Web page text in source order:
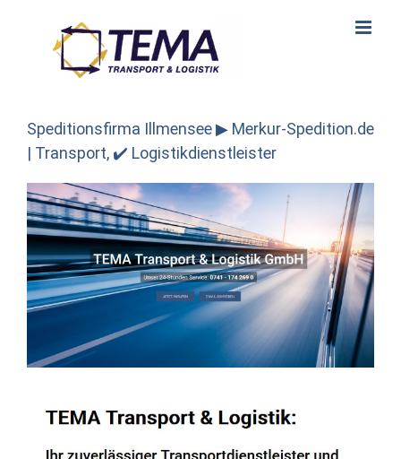
Speditionsfirma Illmensee ▶︎ Merkur-Spedition.de
| Transport, ✔️ Logistikdienstleister